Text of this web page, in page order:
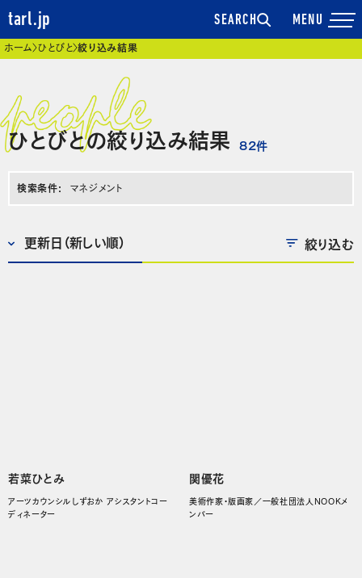
tarl.jp SEARCH
現在位置
ホーム ひとびと 絞り込み結果
ひとびとの絞り込み結果 82件
検索条件: マネジメント
絞り込む
若菜ひとみ
アーツカウンシルしずおか アシスタントコー
ディネーター
関優花
美術作家・版画家／一般社団法人NOOKメ
ンバー